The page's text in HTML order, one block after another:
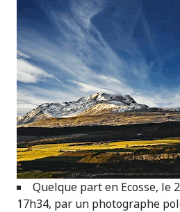
Quelque part en Ecosse, le
17h34, par un photographe